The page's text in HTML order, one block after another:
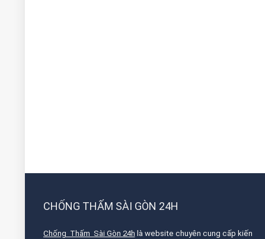
CHỐNG THẤM SÀI GÒN 24H
Chống Thấm Sài Gòn 24h là website chuyên cung cấp kiến